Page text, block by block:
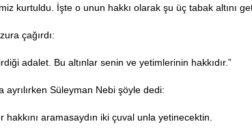
kurtuldu. İşte o unun hakkı olarak şu üç tabak altını
çağırdı:
adalet. Bu altınlar senin ve yetimlerinin hakkıdır.”
ayrılırken Süleyman Nebi şöyle dedi:
aramasaydın iki çuval unla yetinecektin.